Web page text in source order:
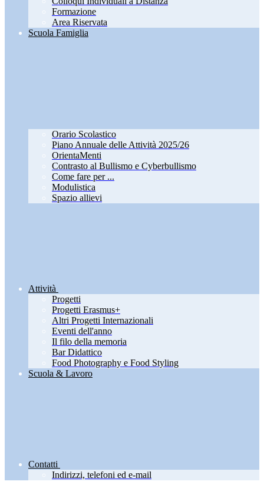
Formazione
Area Riservata
Scuola Famiglia
Orario Scolastico
Piano Annuale delle Attività 2025/26
OrientaMenti
Contrasto al Bullismo e Cyberbullismo
Come fare per ...
Modulistica
Spazio allievi
Attività
Progetti
Progetti Erasmus+
Altri Progetti Internazionali
Eventi dell'anno
Il filo della memoria
Bar Didattico
Food Photography e Food Styling
Scuola & Lavoro
Contatti
Indirizzi, telefoni ed e-mail